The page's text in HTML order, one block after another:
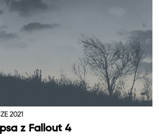
2021
z Fallout 4